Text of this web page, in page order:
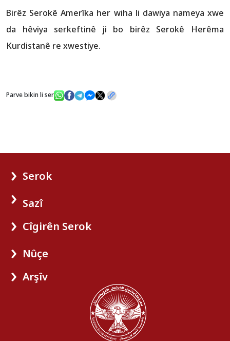
Birêz Serokê Amerîka her wiha li dawiya nameya xwe
da hêviya serkeftinê ji bo birêz Serokê Herêma
Kurdistanê re xwestiye.
Parve bikin li ser
Serok
Sazî
Cîgirên Serok
Nûçe
Arşîv